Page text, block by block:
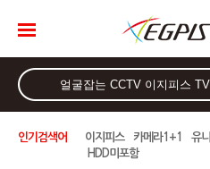
마이페
이지
찜하기
인기검색어 이지피스 카메라1+1 유
HDD미포함